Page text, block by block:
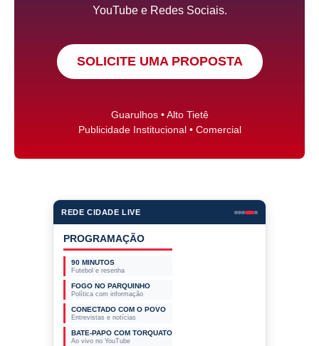
YouTube e Redes Sociais.
SOLICITE UMA PROPOSTA
Guarulhos • Alto Tietê
Publicidade Institucional • Comercial
REDE CIDADE LIVE
PROGRAMAÇÃO
90 MINUTOS
Futebol e resenha
FOGO NO PARQUINHO
Política com informação
CONECTADO COM O POVO
Entrevistas e notícias
BATE-PAPO COM TORQUATO
Ao vivo no YouTube